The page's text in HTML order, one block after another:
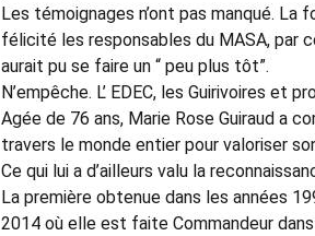
Les témoignages n’ont pas manqué. La
félicité les responsables du MASA, par
aurait pu se faire un “ peu plus tôt”.
N’empêche. L’ EDEC, les Guirivoires et
Agée de 76 ans, Marie Rose Guiraud a
travers le monde entier pour valoriser
Ce qui lui a d’ailleurs valu la
La première obtenue dans les années
2014 où elle est faite Commandeur dans